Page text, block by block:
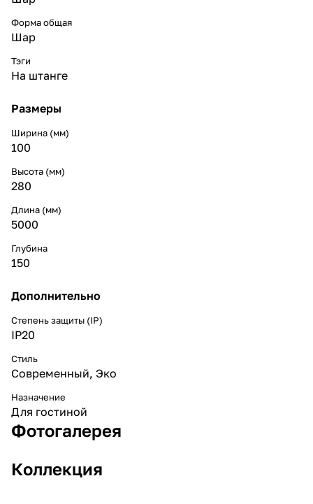
Форма общая
Шар
Тэги
На штанге
Размеры
Ширина (мм)
100
Высота (мм)
280
Длина (мм)
5000
Глубина
150
Дополнительно
Степень защиты (IP)
IP20
Стиль
Cовременный, Эко
Назначение
Для гостиной
Фотогалерея
Коллекция